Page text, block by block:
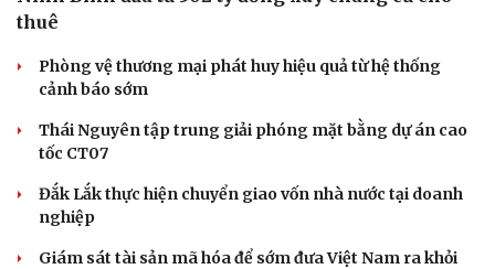
Văn hóa
Văn học
Âm nhạc
Giải trí
Thời trang
thuê
Phòng vệ thương mại phát huy hiệu quả từ hệ thống
cảnh báo sớm
Thái Nguyên tập trung giải phóng mặt bằng dự án cao
tốc CT07
Đắk Lắk thực hiện chuyển giao vốn nhà nước tại doanh
nghiệp
Giám sát tài sản mã hóa để sớm đưa Việt Nam ra khỏi